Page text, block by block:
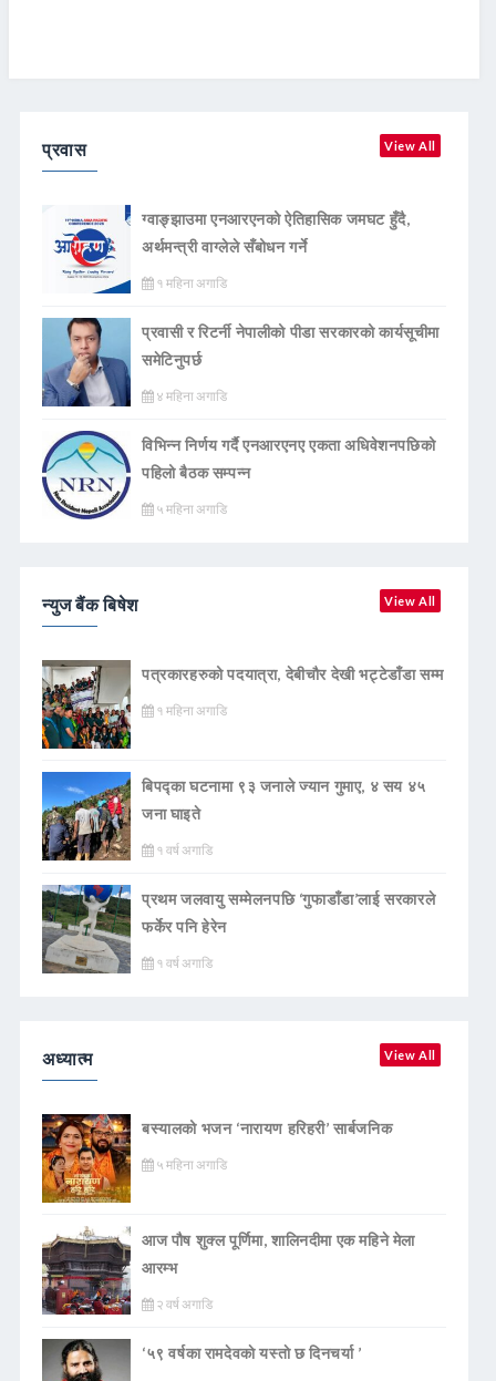
प्रवास View All
ग्वाङ्झाउमा एनआरएनको ऐतिहासिक जमघट हुँदै,
अर्थमन्त्री वाग्लेले सँबोधन गर्ने
१ महिना अगाडि
प्रवासी र रिटर्नी नेपालीको पीडा सरकारको कार्यसूचीमा
समेटिनुपर्छ
४ महिना अगाडि
विभिन्न निर्णय गर्दै एनआरएनए एकता अधिवेशनपछिको
पहिलो बैठक सम्पन्न
५ महिना अगाडि
न्युज बैंक बिषेश View All
पत्रकारहरुको पदयात्रा, देबीचौर देखी भट्टेडाँडा सम्म
१ महिना अगाडि
बिपद्का घटनामा ९३ जनाले ज्यान गुमाए, ४ सय ४५
जना घाइते
१ वर्ष अगाडि
प्रथम जलवायु सम्मेलनपछि ‘गुफाडाँडा’लाई सरकारले
फर्केर पनि हेरेन
१ वर्ष अगाडि
अध्यात्म View All
बस्यालको भजन ‘नारायण हरिहरी’ सार्बजनिक
५ महिना अगाडि
आज पौष शुक्ल पूर्णिमा, शालिनदीमा एक महिने मेला
आरम्भ
२ वर्ष अगाडि
‘५९ वर्षका रामदेवकाे यस्ताे छ दिनचर्या ’